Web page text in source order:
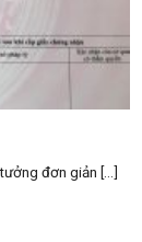
đơn giản [...]